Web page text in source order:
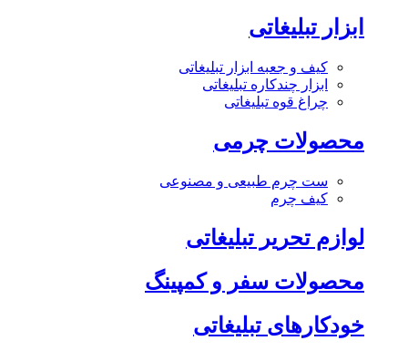
ابزار تبلیغاتی
کیف و جعبه ابزار تبلیغاتی
ابزار چندکاره تبلیغاتی
چراغ قوه تبلیغاتی
محصولات چرمی
ست چرم طبیعی و مصنوعی
کیف چرم
لوازم تحریر تبلیغاتی
محصولات سفر و کمپینگ
خودکارهای تبلیغاتی